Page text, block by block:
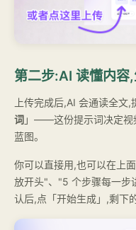
第二步:AI 读懂内容
上传完成后,AI 会通读全文
词 」——这份提示词决定视
蓝图。
你可以直接用,也可以在上
放开头"、"5 个步骤每一
认后,点「开始生成」,剩下